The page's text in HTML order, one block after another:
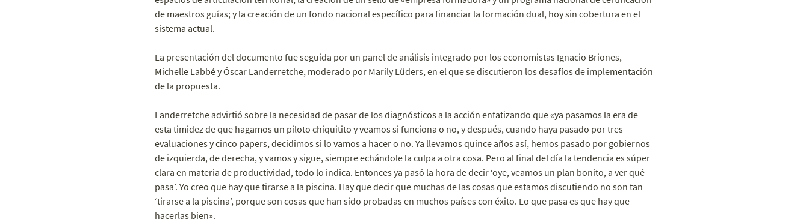
de maestros guías; y la creación de un fondo nacional específico para financiar la formación dual, hoy sin cobertura en el
sistema actual.
La presentación del documento fue seguida por un panel de análisis integrado por los economistas Ignacio Briones,
Michelle Labbé y Óscar Landerretche, moderado por Marily Lüders, en el que se discutieron los desafíos de implementación
de la propuesta.
Landerretche advirtió sobre la necesidad de pasar de los diagnósticos a la acción enfatizando que «ya pasamos la era de
esta timidez de que hagamos un piloto chiquitito y veamos si funciona o no, y después, cuando haya pasado por tres
evaluaciones y cinco papers, decidimos si lo vamos a hacer o no. Ya llevamos quince años así, hemos pasado por gobiernos
de izquierda, de derecha, y vamos y sigue, siempre echándole la culpa a otra cosa. Pero al final del día la tendencia es súper
clara en materia de productividad, todo lo indica. Entonces ya pasó la hora de decir ‘oye, veamos un plan bonito, a ver qué
pasa’. Yo creo que hay que tirarse a la piscina. Hay que decir que muchas de las cosas que estamos discutiendo no son tan
‘tirarse a la piscina’, porque son cosas que han sido probadas en muchos países con éxito. Lo que pasa es que hay que
hacerlas bien».